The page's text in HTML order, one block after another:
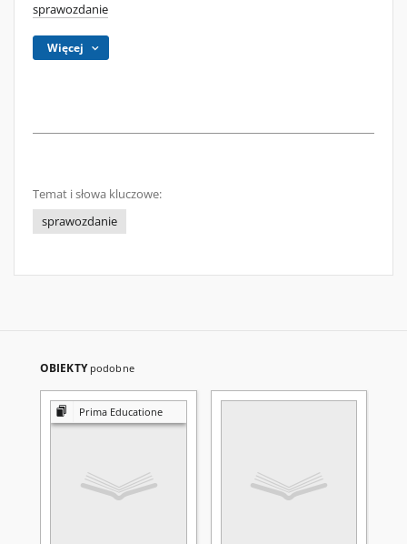
sprawozdanie
Więcej
Temat i słowa kluczowe:
sprawozdanie
OBIEKTY podobne
Prima Educatione